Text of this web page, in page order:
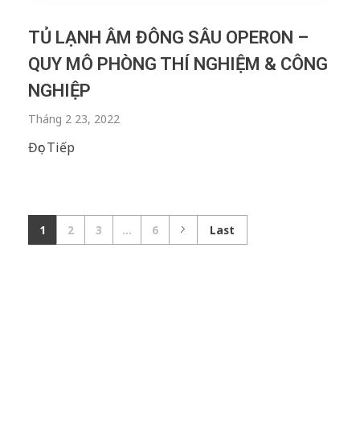
TỦ LẠNH ÂM ĐÔNG SÂU OPERON –
QUY MÔ PHÒNG THÍ NGHIỆM & CÔNG
NGHIỆP
Tháng 2 23, 2022
Đọc Tiếp
1 2 3 ... 6 Last